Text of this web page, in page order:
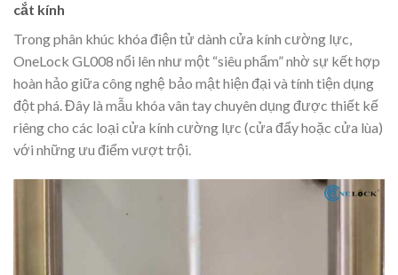
cắt kính
Trong phân khúc khóa điện tử dành cửa kính cường lực,
OneLock GL008 nổi lên như một “siêu phẩm” nhờ sự kết hợp
hoàn hảo giữa công nghệ bảo mật hiện đại và tính tiện dụng
đột phá. Đây là mẫu khóa vân tay chuyên dụng được thiết kế
riêng cho các loại cửa kính cường lực (cửa đẩy hoặc cửa lùa)
với những ưu điểm vượt trội.